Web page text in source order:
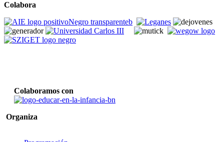
Colabora
Colaboramos con
Organiza